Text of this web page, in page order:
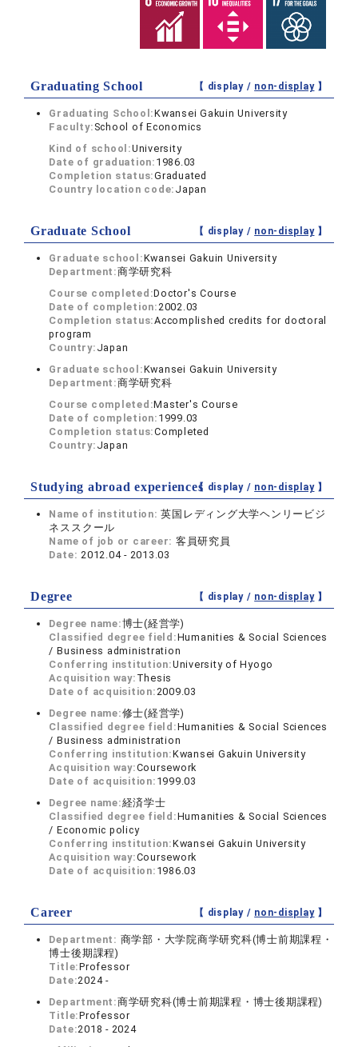
Graduating School 【 display / non-display】
Graduating School:Kwansei Gakuin University
Faculty: School of Economics
Kind of school:University
Date of graduation: 1986.03
Completion status:Graduated
Country location code: Japan
Graduate School 【 display / non-display】
Graduate school:Kwansei Gakuin University
Department:商学研究科
Course completed:Doctor's Course
Date of completion:2002.03
Completion status:Accomplished credits for doctoral
program
Country: Japan
Graduate school:Kwansei Gakuin University
Department:商学研究科
Course completed:Master's Course
Date of completion: 1999.03
Completion status:Completed
Country: Japan
Studying abroad experiences【 display / non-display】
Name of institution:英国レディング大学ヘンリービジ
ネススクール
Name of job or career: 客員研究員
Date:2012.04 - 2013.03
Degree 【 display / non-display】
Degree name:博士(経営学)
Classified degree field:Humanities & Social Sciences
/ Business administration
Conferring institution:University of Hyogo
Acquisition way: Thesis
Date of acquisition:2009.03
Degree name:修士(経営学)
Classified degree field:Humanities & Social Sciences
/ Business administration
Conferring institution:Kwansei Gakuin University
Acquisition way:Coursework
Date of acquisition: 1999.03
Degree name:経済学士
Classified degree field:Humanities & Social Sciences
/ Economic policy
Conferring institution:Kwansei Gakuin University
Acquisition way:Coursework
Date of acquisition: 1986.03
Career 【 display / non-display】
Department: 商学部・大学院商学研究科(博士前期課程・
博士後期課程)
Title:Professor
Date:2024 -
Department:商学研究科(博士前期課程・博士後期課程)
Title:Professor
Date:2018 - 2024